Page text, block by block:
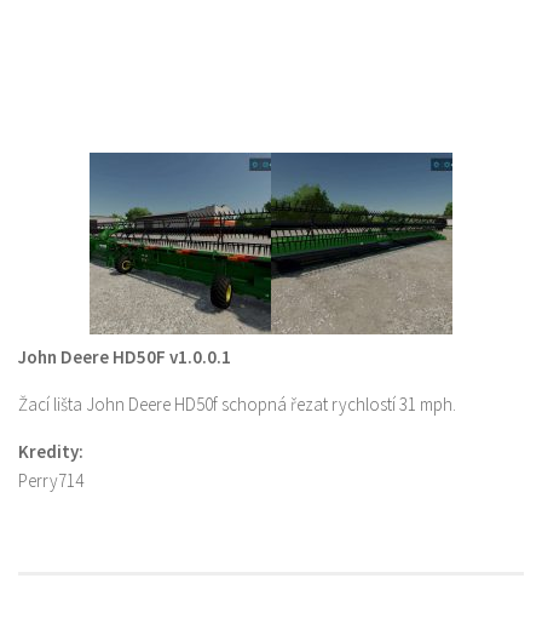
John Deere HD50F v1.0.0.1
Žací lišta John Deere HD50f schopná řezat rychlostí 31 mph.
Kredity:
Perry714